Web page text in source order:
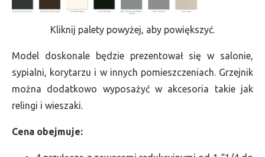
Kliknij palety powyżej, aby powiększyć.
Model doskonale będzie prezentował się w salonie,
sypialni, korytarzu i w innych pomieszczeniach. Grzejnik
można dodatkowo wyposażyć w akcesoria takie jak
relingi i wieszaki.
Cena obejmuje: